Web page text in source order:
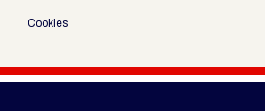
Cookies